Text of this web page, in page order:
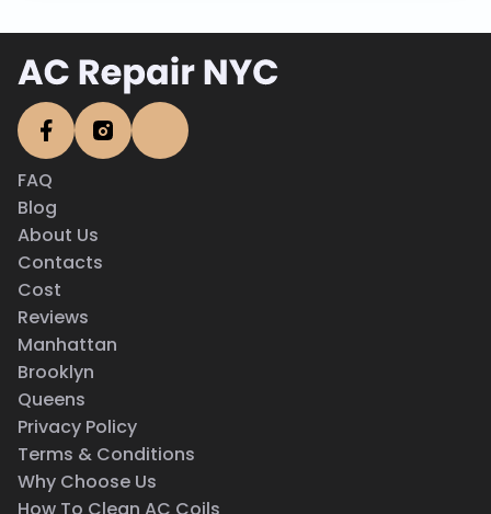
FAQ
Blog
About Us
Contacts
Cost
Reviews
Manhattan
Brooklyn
Queens
Privacy Policy
Terms & Conditions
Why Choose Us